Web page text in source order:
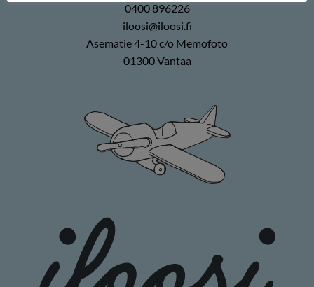
0400 896226
iloosi@iloosi.fi
Asematie 4-10 c/o Memofoto
01300 Vantaa